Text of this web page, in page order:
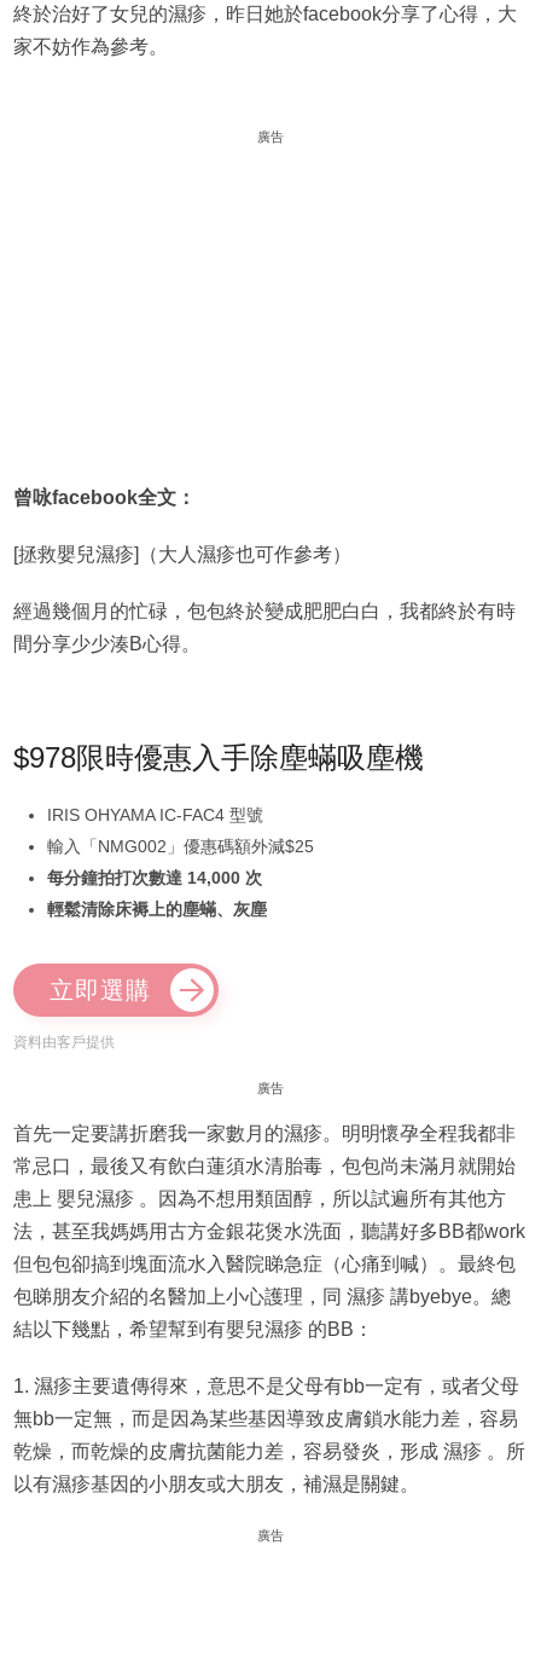
終於治好了女兒的濕疹，昨日她於facebook分享了心得，大
家不妨作為參考。
廣告
曾咏facebook全文：
[拯救嬰兒濕疹]（大人濕疹也可作參考）
經過幾個月的忙碌，包包終於變成肥肥白白，我都終於有時
間分享少少湊B心得。
$978限時優惠入手除塵蟎吸塵機
IRIS OHYAMA IC-FAC4 型號
輸入「NMG002」優惠碼額外減$25
每分鐘拍打次數達 14,000 次
輕鬆清除床褥上的塵蟎、灰塵
立即選購
資料由客戶提供
廣告
首先一定要講折磨我一家數月的濕疹。明明懷孕全程我都非
常忌口，最後又有飲白蓮須水清胎毒，包包尚未滿月就開始
患上 嬰兒濕疹 。因為不想用類固醇，所以試遍所有其他方
法，甚至我媽媽用古方金銀花煲水洗面，聽講好多BB都work
但包包卻搞到塊面流水入醫院睇急症（心痛到喊）。最終包
包睇朋友介紹的名醫加上小心護理，同 濕疹 講byebye。總
結以下幾點，希望幫到有嬰兒濕疹 的BB：
1. 濕疹主要遺傳得來，意思不是父母有bb一定有，或者父母
無bb一定無，而是因為某些基因導致皮膚鎖水能力差，容易
乾燥，而乾燥的皮膚抗菌能力差，容易發炎，形成 濕疹 。所
以有濕疹基因的小朋友或大朋友，補濕是關鍵。
廣告